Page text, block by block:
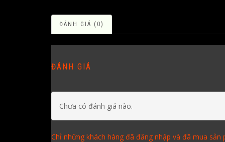
ĐÁNH GIÁ (0)
ĐÁNH GIÁ
Chưa có đánh giá nào.
Chỉ những khách hàng đã đăng nhập và đã mua